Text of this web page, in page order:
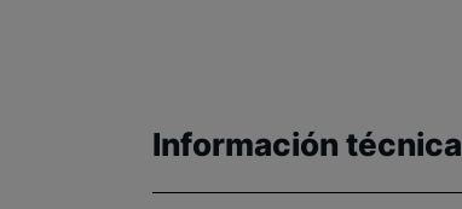
Información técnica